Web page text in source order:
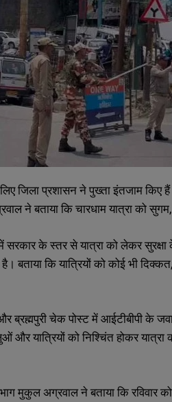
जिला प्रशासन ने पुख्ता इंतजाम किए
ने बताया कि चारधाम यात्रा को
सरकार के स्तर से यात्रा को लेकर
बताया कि यात्रियों को कोई भी
और ब्रह्मपुरी चेक पोस्ट में आईटीबीपी
यात्रियों को निश्चिंत होकर
मुकुल अग्रवाल ने बताया कि